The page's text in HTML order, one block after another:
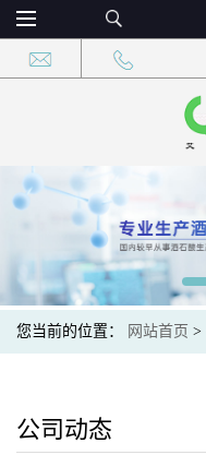
您当前的位置： 网站首页 >
公司动态